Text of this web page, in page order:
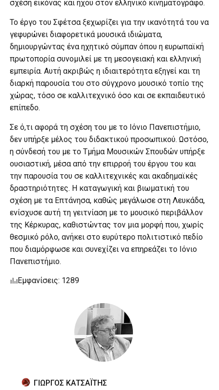
σχέση εικόνας και ήχου στον ελληνικό κινηματογράφο.
Το έργο του Σφέτσα ξεχωρίζει για την ικανότητά του να
γεφυρώνει διαφορετικά μουσικά ιδιώματα,
δημιουργώντας ένα ηχητικό σύμπαν όπου η ευρωπαϊκή
πρωτοπορία συνομιλεί με τη μεσογειακή και ελληνική
εμπειρία. Αυτή ακριβώς η ιδιαιτερότητα εξηγεί και τη
διαρκή παρουσία του στο σύγχρονο μουσικό τοπίο της
χώρας, τόσο σε καλλιτεχνικό όσο και σε εκπαιδευτικό
επίπεδο.
Σε ό,τι αφορά τη σχέση του με το Ιόνιο Πανεπιστήμιο,
δεν υπήρξε μέλος του διδακτικού προσωπικού. Ωστόσο,
η σύνδεσή του με το Τμήμα Μουσικών Σπουδών υπήρξε
ουσιαστική, μέσα από την επιρροή του έργου του και
την παρουσία του σε καλλιτεχνικές και ακαδημαϊκές
δραστηριότητες. Η καταγωγική και βιωματική του
σχέση με τα Επτάνησα, καθώς μεγάλωσε στη Λευκάδα,
ενίσχυσε αυτή τη γειτνίαση με το μουσικό περιβάλλον
της Κέρκυρας, καθιστώντας τον μια μορφή που, χωρίς
θεσμικό ρόλο, ανήκει στο ευρύτερο πολιτιστικό πεδίο
που διαμόρφωσε και συνεχίζει να επηρεάζει το Ιόνιο
Πανεπιστήμιο.
Εμφανίσεις: 1289
ΓΙΩΡΓΟΣ ΚΑΤΣΑΪΤΗΣ